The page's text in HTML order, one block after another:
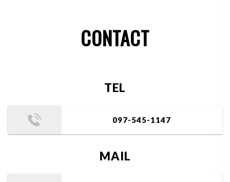
CONTACT
TEL
097-545-1147
MAIL